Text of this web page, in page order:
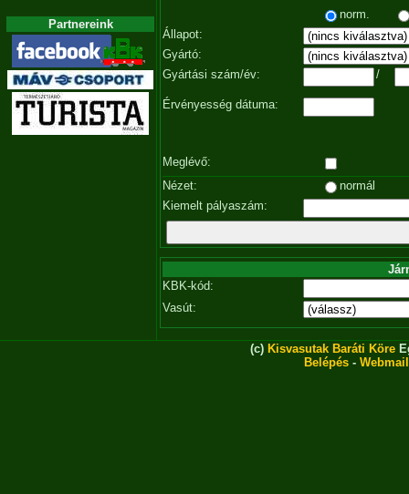
Partnereink
norm.
Állapot:
Gyártó:
Gyártási szám/év:
/
Érvényesség dátuma:
Meglévő:
Nézet:
normál
Kiemelt pályaszám:
KBK-kód:
Vasút:
(c) Kisvasutak Baráti Köre
Belépés - Webmail